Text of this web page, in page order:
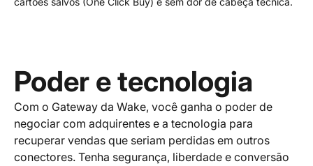
Poder e tecnologia
Com o Gateway da Wake, você ganha o poder de
negociar com adquirentes e a tecnologia para
recuperar vendas que seriam perdidas em outros
conectores. Tenha segurança, liberdade e conversão